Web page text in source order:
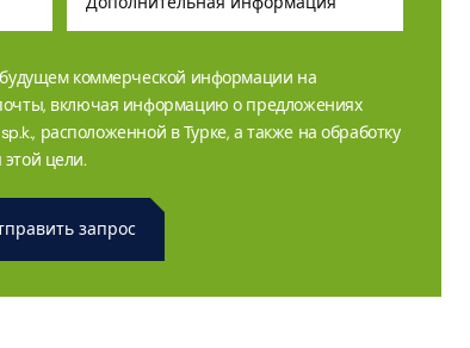
коммерческой информации на
включая информацию о предложениях
расположенной в Турке, а также на обработку
цели.